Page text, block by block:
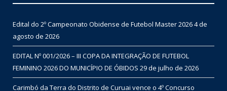
Edital do 2º Campeonato Obidense de Futebol Master 20264 de
agosto de 2026
EDITAL Nº 001/2026 – III COPA DA INTEGRAÇÃO DE FUTEBOL
FEMININO 2026 DO MUNICÍPIO DE ÓBIDOS 29 de julho de 2026
Carimbó da Terra do Distrito de Curuai vence o 4º Concurso